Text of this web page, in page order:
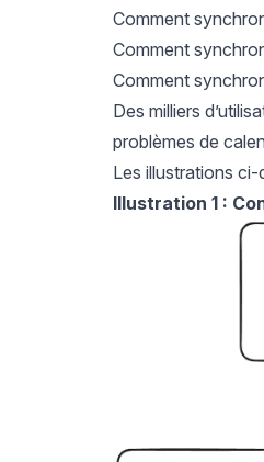
Comment
Comment
Comment
Des milliers
problèmes de
Les illustrations
Illustration 1 :